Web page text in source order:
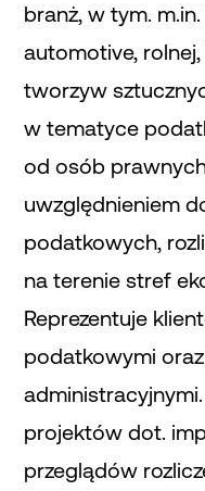
branż, w tym.
automotive,
tworzyw
w tematyce
od osób
uwzględnieniem
podatkowych,
na terenie stref
Reprezentuje
podatkowymi
projektów dot.
przeglądów